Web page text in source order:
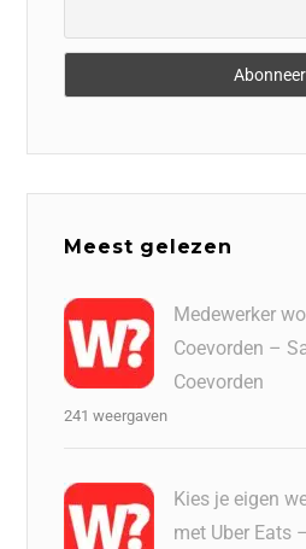
Meest gelezen
Medewerker
Coevorden –
Coevorden
241 weergaven
Kies je eigen
met Uber Eats